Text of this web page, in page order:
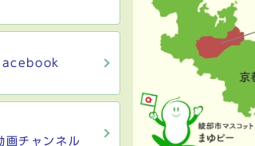
画チャンネル